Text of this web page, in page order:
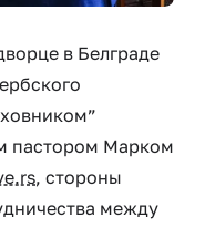
в Белграде
пастором Марком
, стороны
между